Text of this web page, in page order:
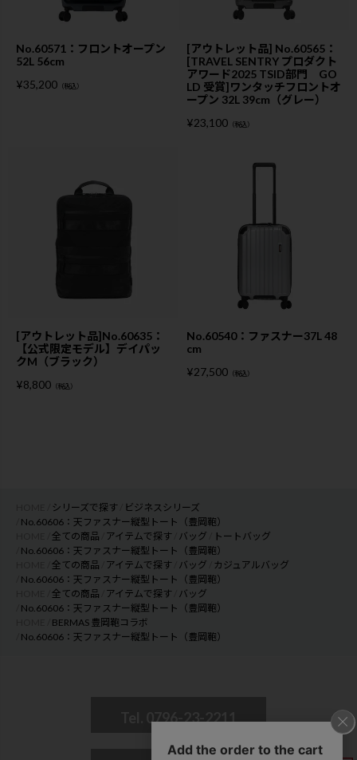
No.60571：フロントオープン
52L 56cm
¥35,200 （税込）
[アウトレット品] No.60565：
[TRAVEL SENTRY プロダクト
アワード2025 TSID部門 GO
LD 受賞]ワンタッチフロントオ
ープン 32L 39cm（グレー）
¥23,100 （税込）
[アウトレット品]No.60635：
【公式限定モデル】デイパッ
クM（ブラック）
¥8,800 （税込）
No.60540：ファスナー37L 48
cm
¥27,500 （税込）
シリーズで探す
ビジネスシリーズ
No.60606：天ファスナー縦型トート（豊岡鞄）
全ての商品 アイテムで探す バッグ
トートバッグ
No.60606：天ファスナー縦型トート（豊岡鞄）
全ての商品 アイテムで探す バッグ
カジュアルバッグ
No.60606：天ファスナー縦型トート（豊岡鞄）
全ての商品 アイテムで探す バッグ
No.60606：天ファスナー縦型トート（豊岡鞄）
BERMAS 豊岡鞄コラボ
No.60606：天ファスナー縦型トート（豊岡鞄）
Tel. 0796-23-2211